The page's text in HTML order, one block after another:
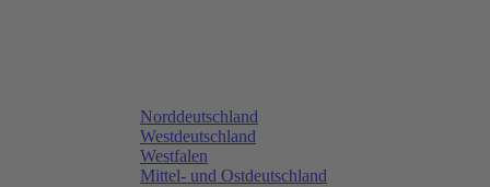
Norddeutschland
Westdeutschland
Westfalen
Mittel- und Ostdeutschland